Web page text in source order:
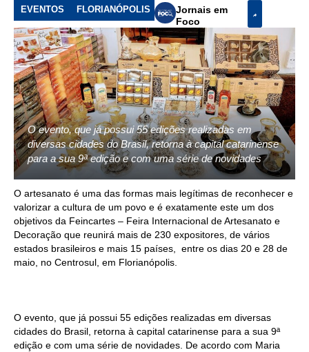
EVENTOS FLORIANÓPOLIS
Jornais em
Foco
O evento, que já possui 55 edições realizadas em
diversas cidades do Brasil, retorna à capital catarinense
para a sua 9ª edição e com uma série de novidades
O artesanato é uma das formas mais legítimas de reconhecer e
valorizar a cultura de um povo e é exatamente este um dos
objetivos da Feincartes – Feira Internacional de Artesanato e
Decoração que reunirá mais de 230 expositores, de vários
estados brasileiros e mais 15 países, entre os dias 20 e 28 de
maio, no Centrosul, em Florianópolis.
O evento, que já possui 55 edições realizadas em diversas
cidades do Brasil, retorna à capital catarinense para a sua 9ª
edição e com uma série de novidades. De acordo com Maria